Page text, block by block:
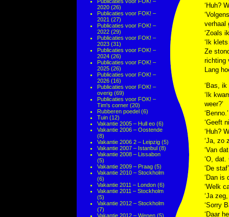
2020 (26)
Publicaties voor FOK! –
2021 (27)
Publicaties voor FOK! –
2022 (29)
Publicaties voor FOK! –
2023 (31)
Publicaties voor FOK! –
2024 (26)
Publicaties voor FOK! –
2025 (26)
Publicaties voor FOK! –
2026 (16)
Publicaties voor FOK! –
overig (69)
Publicaties voor FOK! –
Tim's corner (20)
Rubberen poedel (6)
Tuin (12)
Vakantie 2005 – Hull eo (6)
Vakantie 2006 – Oostende
(8)
Vakantie 2006 2 – Leipzig (5)
Vakantie 2007 – Istanbul (8)
Vakantie 2008 – Lissabon
(5)
Vakantie 2009 – Praag (5)
Vakantie 2010 – Stockholm
(6)
Vakantie 2011 – London (6)
Vakantie 2011 – Stockholm
(5)
Vakantie 2012 – Stockholm
(7)
Vakantie 2012 – Wenen (5)
‘Huh?
verhaal
‘Zoals
‘Ik
Ze
richting
Lang
‘Bas,
‘Ik
weer?’
‘Benno.’
‘Geeft
‘Huh?
‘Ja, zo
‘Van
‘O, dat.
‘De
‘Dan is
‘Welk
‘Ja
‘Sorry
‘Daar